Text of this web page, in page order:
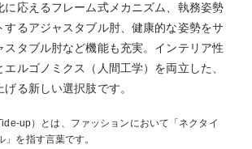
に応えるフレーム式メカニズム、執務姿勢
するアジャスタブル肘、健康的な姿勢をサ
スタブル肘など機能も充実。インテリア性
ルゴノミクス（人間工学）を両立した、
る新しい選択肢です。
up）とは、ファッションにおいて「ネクタイ
」を指す言葉です。